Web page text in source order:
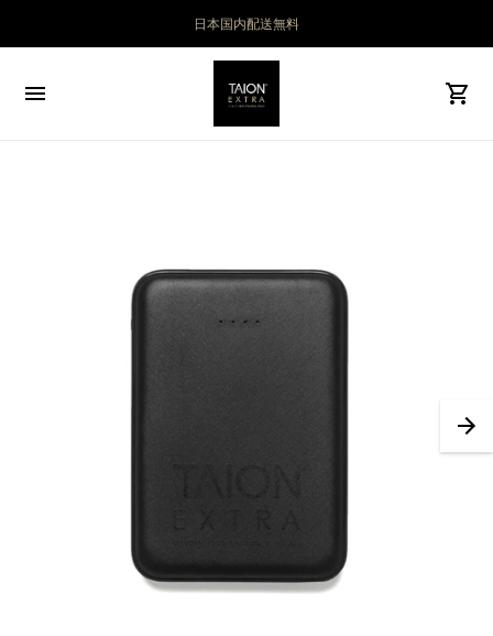
日本国内配送無料